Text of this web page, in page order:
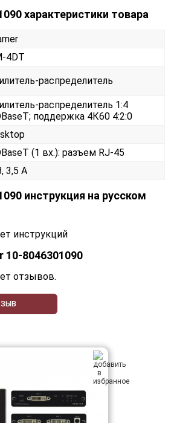
характеристики товара
4DT
распределитель
распределитель 1:4
поддержка 4К60 4:2:0
(1 вх.): разъем RJ-45
3,5 А
инструкция на русском
инструкций
10-8046301090
отзывов.